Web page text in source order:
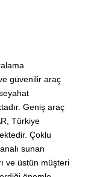
güvenilir araç
Geniş araç
Türkiye
Çoklu
sunan
ve üstün müşteri